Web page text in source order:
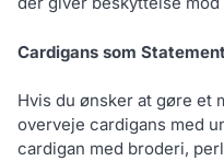
Cardigans som
Hvis du ønsker at gøre et
overveje cardigans med
cardigan med broderi,